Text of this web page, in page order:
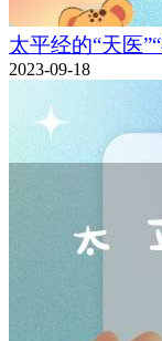
太平经的“天医
2023-09-18